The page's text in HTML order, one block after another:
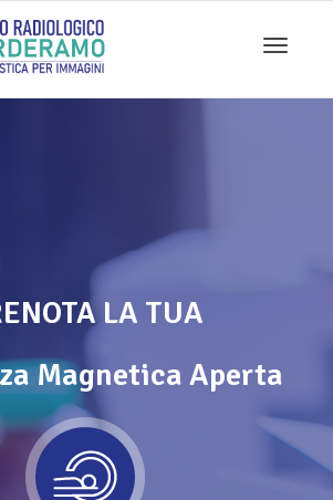
LA TUA
Magnetica Aperta